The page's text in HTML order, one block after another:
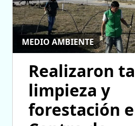
MEDIO AMBIENTE
Realizaron
limpieza y
forestación